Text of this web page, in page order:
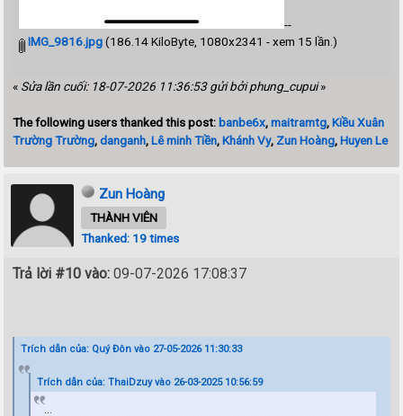
--
IMG_9816.jpg(186.14 KiloByte, 1080x2341 - xem 15 lần.)
« Sửa lần cuối: 18-07-2026 11:36:53 gửi bởi phung_cupui»
The following users thanked this post: banbe6x,maitramtg,Kiều Xuân
Trường Trường,danganh,Lê minh Tiền,Khánh Vy, Zun Hoàng,Huyen Le
Zun Hoàng
THÀNH VIÊN
Thanked: 19 times
Trả lời #10 vào: 09-07-2026 17:08:37
Trích dẫn của: Quý Đôn vào 27-05-2026 11:30:33
Trích dẫn của: ThaiDzuy vào 26-03-2025 10:56:59